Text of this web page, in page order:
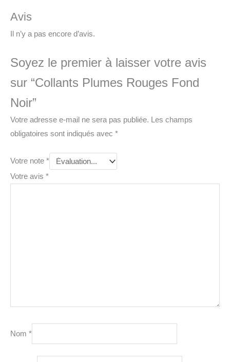
Avis
Il n’y a pas encore d’avis.
Soyez le premier à laisser votre avis
sur “Collants Plumes Rouges Fond
Noir”
Votre adresse e-mail ne sera pas publiée.
Les champs
obligatoires sont indiqués avec *
Votre note *
Votre avis *
Nom *